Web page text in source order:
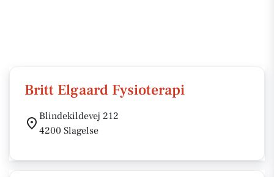
Britt Elgaard Fysioterapi
Blindekildevej 212
4200 Slagelse